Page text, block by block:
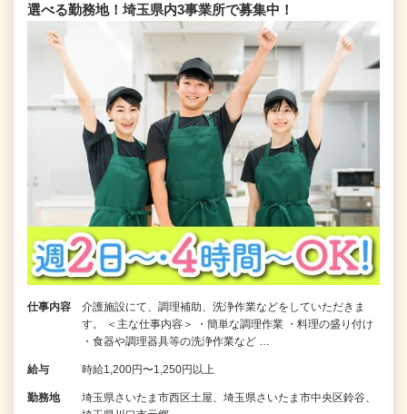
選べる勤務地！埼玉県内3事業所で募集中！
仕事内容
介護施設にて、調理補助、洗浄作業などをしていただきま
す。 ＜主な仕事内容＞ ・簡単な調理作業 ・料理の盛り付け
・食器や調理器具等の洗浄作業など …
給与 時給1,200円〜1,250円以上
勤務地
埼玉県さいたま市西区土屋、埼玉県さいたま市中央区鈴谷、